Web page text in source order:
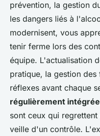
prévention, la gestion
les dangers liés à
modernisent, vous
tenir ferme lors des
équipe. L'actualisation
pratique, la gestion
réflexes avant chaque
régulièrement
sont ceux qui
veille d'un contrôle.